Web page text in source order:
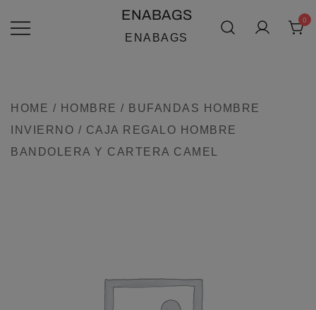
AL
ENABAGS
ENABAGS
0
HOME / HOMBRE / BUFANDAS HOMBRE
INVIERNO / CAJA REGALO HOMBRE
BANDOLERA Y CARTERA CAMEL